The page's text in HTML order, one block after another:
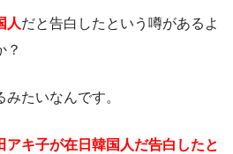
人だと告白したという噂があるよ
？
みたいなんです。
アキ子が在日韓国人だ告白したと